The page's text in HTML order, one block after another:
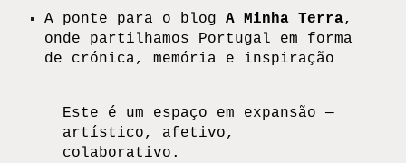
A ponte para o blogA Minha Terra,
onde partilhamos Portugal em forma
de crónica, memória e inspiração
Este é um espaço em expansão —
artístico, afetivo,
colaborativo.